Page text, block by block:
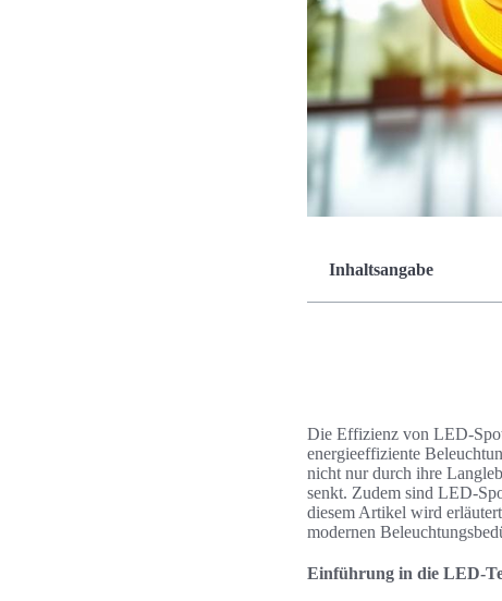
Inhaltsangabe
Die Effizienz von LED-
energieeffiziente
nicht nur durch ihre
senkt. Zudem sind LED-
diesem Artikel wird
modernen
Einführung in die LED-